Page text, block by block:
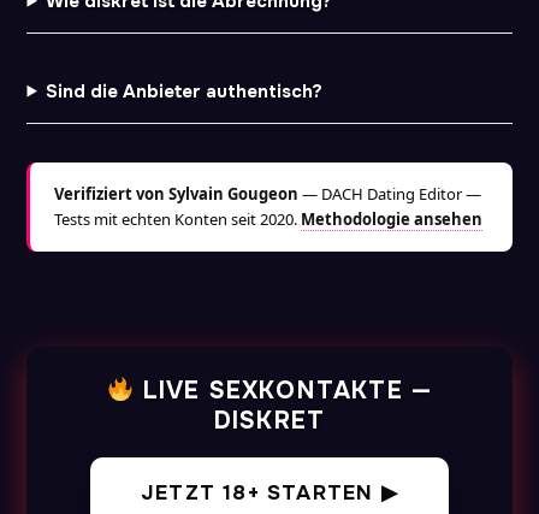
Sind die Anbieter authentisch?
Verifiziert von Sylvain Gougeon — DACH Dating Editor —
Tests mit echten Konten seit 2020. Methodologie ansehen
LIVE SEXKONTAKTE —
DISKRET
JETZT 18+ STARTEN ▶